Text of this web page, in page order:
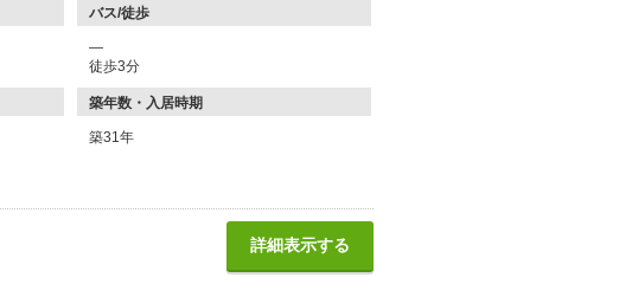
バス/徒歩
―
徒歩3分
築年数・入居時期
築31年
詳細表示する